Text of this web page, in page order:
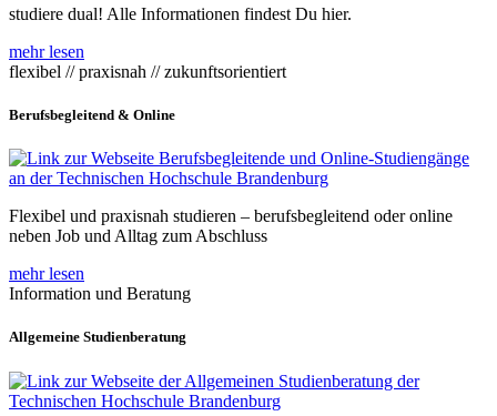
studiere dual! Alle Informationen findest Du hier.
mehr lesen
flexibel // praxisnah // zukunftsorientiert
Berufsbegleitend & Online
Flexibel und praxisnah studieren – berufsbegleitend oder online
neben Job und Alltag zum Abschluss
mehr lesen
Information und Beratung
Allgemeine Studienberatung